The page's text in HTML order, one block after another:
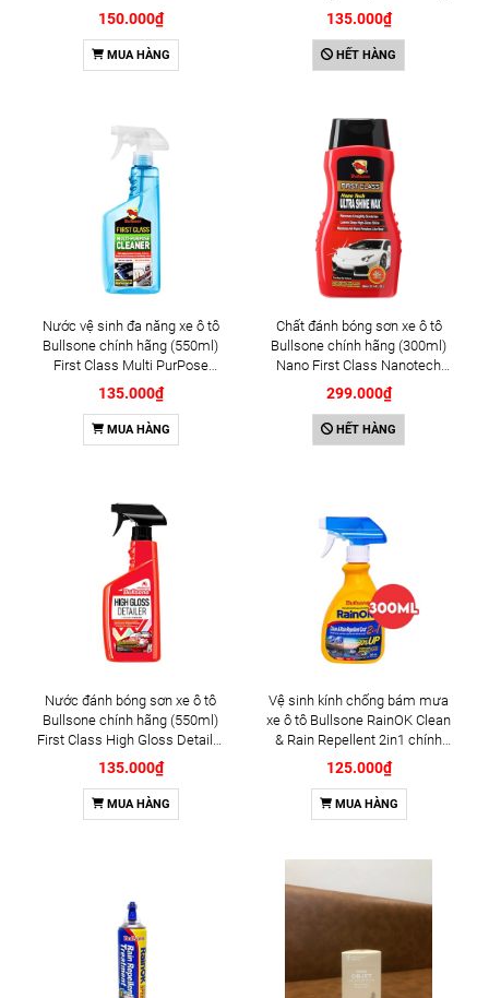
150.000₫
MUA HÀNG
Bullsone Hàn Quốc
135.000₫
HẾT HÀNG
Nước vệ sinh đa năng xe ô tô
Bullsone chính hãng (550ml)
First Class Multi PurPose
Cleaner sản xuất tại Hàn Quốc
135.000₫
MUA HÀNG
Chất đánh bóng sơn xe ô tô
Bullsone chính hãng (300ml)
Nano First Class Nanotech
Ultra Shine Wax sản xuất tại
Hàn Quốc
299.000₫
HẾT HÀNG
Nước đánh bóng sơn xe ô tô
Bullsone chính hãng (550ml)
First Class High Gloss Detailer
sản xuất tại Hàn Quốc
135.000₫
MUA HÀNG
Vệ sinh kính chống bám mưa
xe ô tô Bullsone RainOK Clean
& Rain Repellent 2in1 chính
hãng sản xuất tại Hàn Quốc
125.000₫
MUA HÀNG